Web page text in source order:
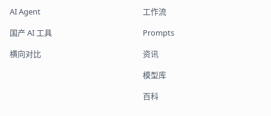
AI Agent
国产 AI 工具
横向对比
工作流
Prompts
资讯
模型库
百科